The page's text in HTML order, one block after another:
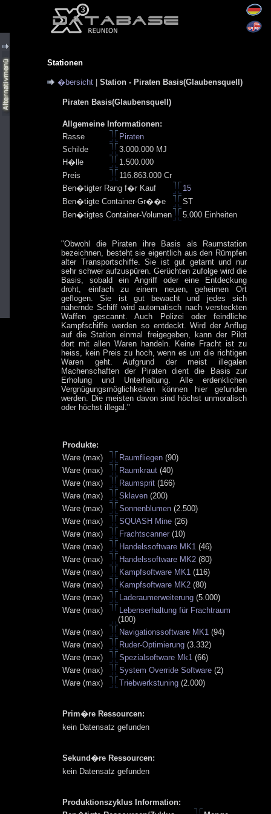
Stationen
�bersicht Station - Piraten Basis(Glaubensquell)
Piraten Basis(Glaubensquell)
Allgemeine Informationen:
Rasse
Piraten
Schilde
3.000.000 MJ
H�lle
1.500.000
Preis
116.863.000 Cr
Ben�tigter Rang f�r Kauf
15
Ben�tigte Container-Gr��e
ST
Ben�tigtes Container-Volumen
5.000 Einheiten
"Obwohl die Piraten ihre Basis als Raumstation
bezeichnen, besteht sie eigentlich aus den Rümpfen
alter Transportschiffe. Sie ist gut getarnt und nur
sehr schwer aufzuspüren. Gerüchten zufolge wird die
Basis, sobald ein Angriff oder eine Entdeckung
droht, einfach zu einem neuen, geheimen Ort
geflogen. Sie ist gut bewacht und jedes sich
nähernde Schiff wird automatisch nach versteckten
Waffen gescannt. Auch Polizei oder feindliche
Kampfschiffe werden so entdeckt. Wird der Anflug
auf die Station einmal freigegeben, kann der Pilot
dort mit allen Waren handeln. Keine Fracht ist zu
heiss, kein Preis zu hoch, wenn es um die richtigen
Waren geht. Aufgrund der meist illegalen
Machenschaften der Piraten dient die Basis zur
Erholung und Unterhaltung. Alle erdenklichen
Vergnügungsmöglichkeiten können hier gefunden
werden. Die meisten davon sind höchst unmoralisch
oder höchst illegal."
Produkte:
Ware (max)
Raumfliegen (90)
Ware (max)
Raumkraut (40)
Ware (max)
Raumsprit (166)
Ware (max)
Sklaven (200)
Ware (max)
Sonnenblumen (2.500)
Ware (max)
SQUASH Mine (26)
Ware (max)
Frachtscanner (10)
Ware (max)
Handelssoftware MK1 (46)
Ware (max)
Handelssoftware MK2 (80)
Ware (max)
Kampfsoftware MK1 (116)
Ware (max)
Kampfsoftware MK2 (80)
Ware (max)
Laderaumerweiterung (5.000)
Ware (max)
Lebenserhaltung für Frachtraum
(100)
Ware (max)
Navigationssoftware MK1 (94)
Ware (max)
Ruder-Optimierung (3.332)
Ware (max)
Spezialsoftware Mk1 (66)
Ware (max)
System Override Software (2)
Ware (max)
Triebwerkstuning (2.000)
Prim�re Ressourcen:
kein Datensatz gefunden
Sekund�re Ressourcen:
kein Datensatz gefunden
Produktionszyklus Information: